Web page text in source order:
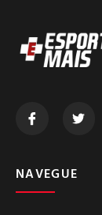
NAVEGUE